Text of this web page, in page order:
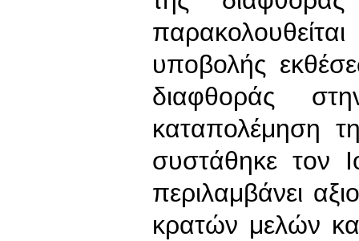
υποβολής
διαφθοράς
καταπολέμηση
συστάθηκε τον
περιλαμβάνει
κρατών μελών